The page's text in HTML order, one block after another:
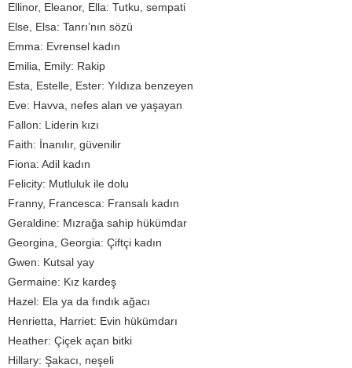
Ellinor, Eleanor, Ella: Tutku, sempati
Else, Elsa: Tanrı’nın sözü
Emma: Evrensel kadın
Emilia, Emily: Rakip
Esta, Estelle, Ester: Yıldıza benzeyen
Eve: Havva, nefes alan ve yaşayan
Fallon: Liderin kızı
Faith: İnanılır, güvenilir
Fiona: Adil kadın
Felicity: Mutluluk ile dolu
Franny, Francesca: Fransalı kadın
Geraldine: Mızrağa sahip hükümdar
Georgina, Georgia: Çiftçi kadın
Gwen: Kutsal yay
Germaine: Kız kardeş
Hazel: Ela ya da fındık ağacı
Henrietta, Harriet: Evin hükümdarı
Heather: Çiçek açan bitki
Hillary: Şakacı, neşeli